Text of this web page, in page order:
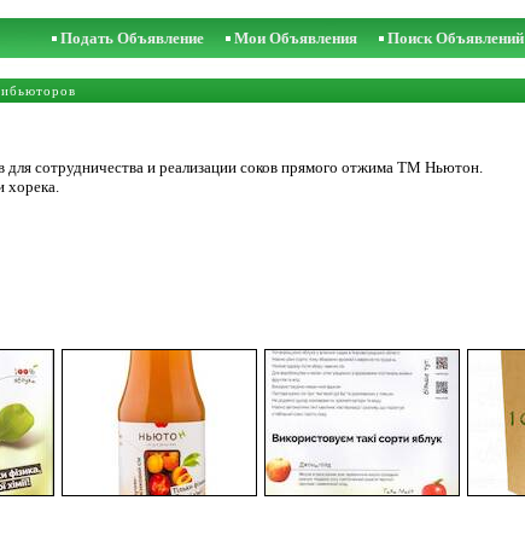
Подать Объявление Мои Объявления Поиск Объявлений
сотрудничества и реализации соков прямого отжима ТМ Ньютон.
хорека.